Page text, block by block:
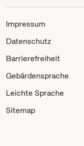
Impressum
Datenschutz
Barrierefreiheit
Gebärdensprache
Leichte Sprache
Sitemap